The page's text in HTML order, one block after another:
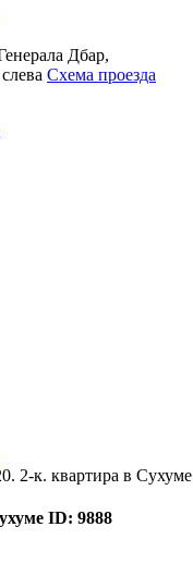
Дбар,
Cхема проезда
2-к. квартира в Сухуме
ID: 9888